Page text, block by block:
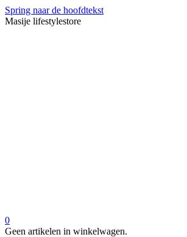
Spring naar de hoofdtekst
Masije lifestylestore
0
Geen artikelen in winkelwagen.